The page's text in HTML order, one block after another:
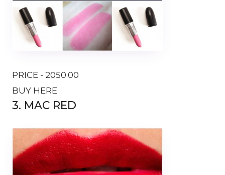
PRICE - 2050.00
BUY HERE
3. MAC RED